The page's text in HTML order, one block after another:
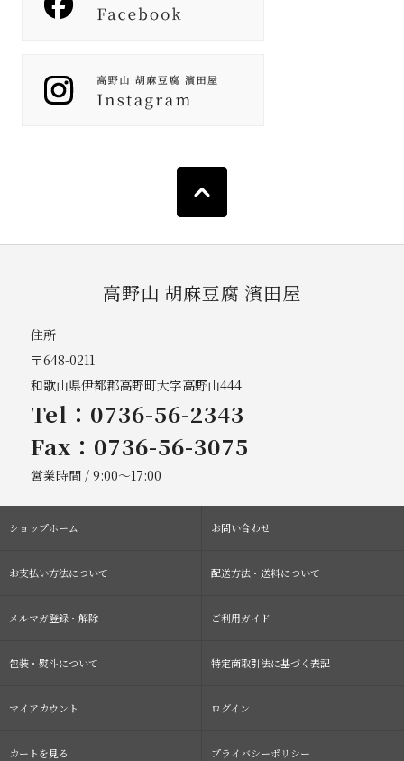
高野山 胡麻豆腐 濱田屋
住所
〒648-0211
和歌山県伊都郡高野町大字高野山444
Tel：0736-56-2343
Fax：0736-56-3075
営業時間 / 9:00～17:00
ショップホーム お問い合わせ
お支払い方法について 配送方法・送料について
メルマガ登録・解除 ご利用ガイド
包装・熨斗について 特定商取引法に基づく表記
マイアカウント ログイン
カートを見る プライバシーポリシー